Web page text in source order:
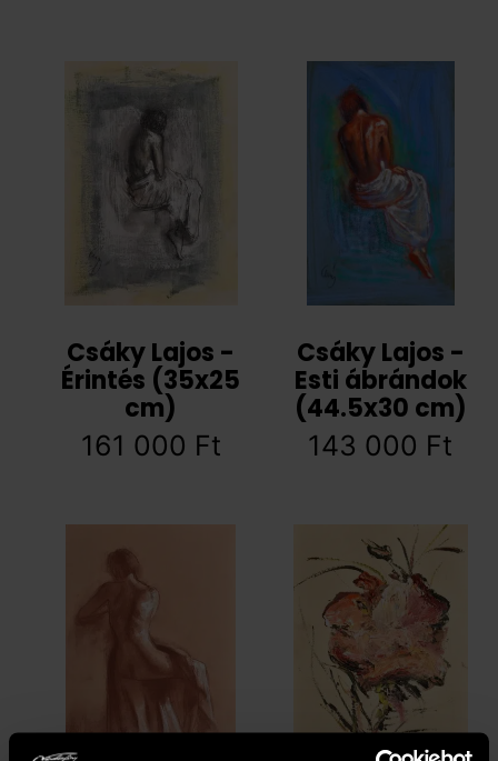
Csáky Lajos -
Érintés (35x25
cm)
161 000 Ft
Csáky Lajos -
Esti ábrándok
(44.5x30 cm)
143 000 Ft